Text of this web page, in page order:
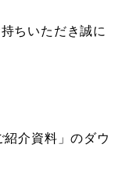
ちいただき誠に
紹介資料」のダウ